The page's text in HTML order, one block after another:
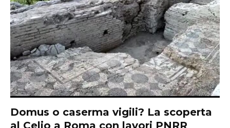
Domus o caserma vigili? La scoperta
al Celio a Roma con lavori PNRR